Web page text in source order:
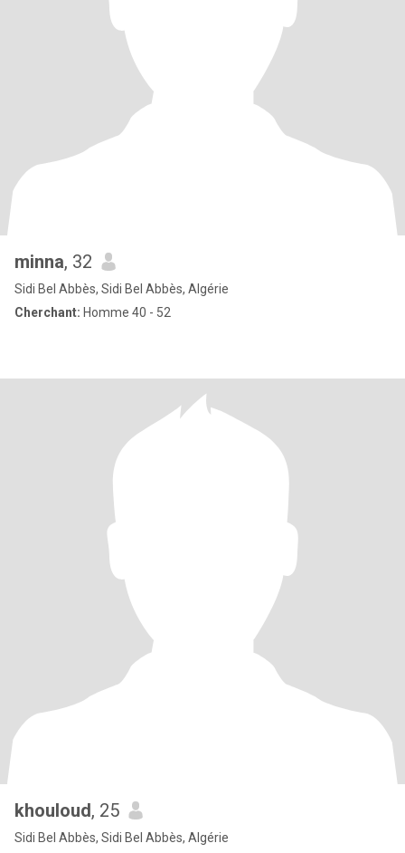
minna, 32
Sidi Bel Abbès, Sidi Bel Abbès, Algérie
Cherchant: Homme 40 - 52
khouloud, 25
Sidi Bel Abbès, Sidi Bel Abbès, Algérie